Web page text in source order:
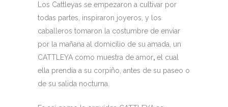
Los Cattleyas se empezaron a cultivar por
todas partes, inspiraron joyeros, y los
caballeros tomaron la costumbre de enviar
por la mañana al domicilio de su amada, un
CATTLEYA como muestra de amor, el cual
ella prendía a su corpiño, antes de su paseo o
de su salida nocturna.